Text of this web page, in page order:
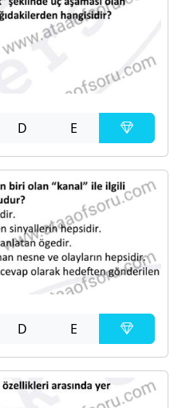
D E
D E